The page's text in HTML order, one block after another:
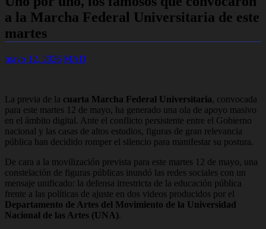
a la Marcha Federal Universitaria de este
martes
mayo 12, 2026 MAD
La previa de la cuarta Marcha Federal Universitaria, convocada
para este martes 12 de mayo, ha generado una ola de apoyo masivo
en el ámbito digital. Ante el conflicto persistente entre el Gobierno
nacional y las casas de altos estudios, figuras de gran relevancia
pública han decidido romper el silencio para manifestar su postura.
De cara a la movilización prevista para este martes 12 de mayo, una
constelación de figuras públicas inundó las redes sociales con un
mensaje unificado: la defensa irrestricta de la educación pública
frente a las políticas de ajuste en dos videos producidos por el
Departamento de Artes del Movimiento de la Universidad
Nacional de las Artes (UNA).